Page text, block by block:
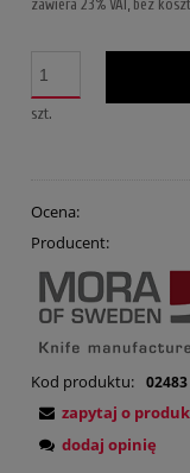
zawiera 23% VAT, bez
szt.
Ocena:
Producent:
Kod produktu: 02483
zapytaj o
dodaj opinię